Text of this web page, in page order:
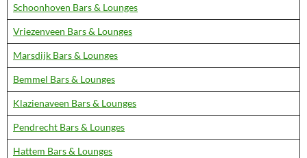
Schoonhoven Bars & Lounges
Vriezenveen Bars & Lounges
Marsdijk Bars & Lounges
Bemmel Bars & Lounges
Klazienaveen Bars & Lounges
Pendrecht Bars & Lounges
Hattem Bars & Lounges